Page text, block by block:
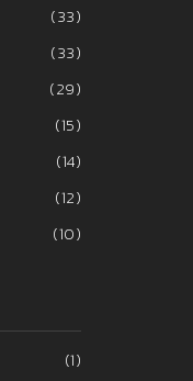
(33)
(33)
(29)
(15)
(14)
(12)
(10)
(1)